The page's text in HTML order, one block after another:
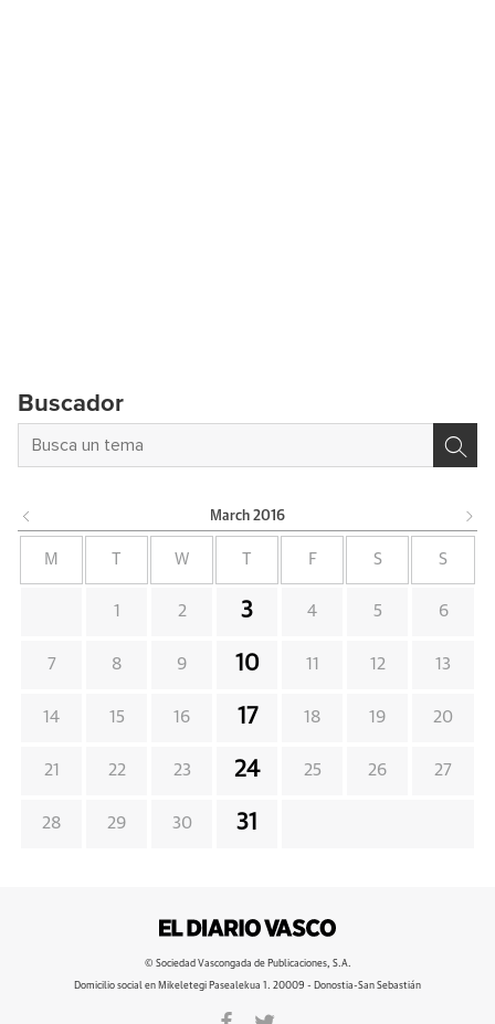
Buscador
March 2016
M W F S S
1 2 3 4 5 6
7 8 9 10 11 12 13
14 15 16 17 18 19 20
21 22 23 24 25 26 27
28 29 30 31
© Sociedad Vascongada de Publicaciones, S.A.
Domicilio social en Mikeletegi Pasealekua 1. 20009 - Donostia-San Sebastián